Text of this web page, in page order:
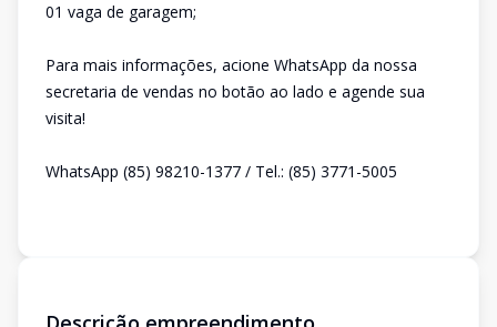
01 vaga de garagem;
Para mais informações, acione WhatsApp da nossa
secretaria de vendas no botão ao lado e agende sua
visita!
WhatsApp (85) 98210-1377 / Tel.: (85) 3771-5005